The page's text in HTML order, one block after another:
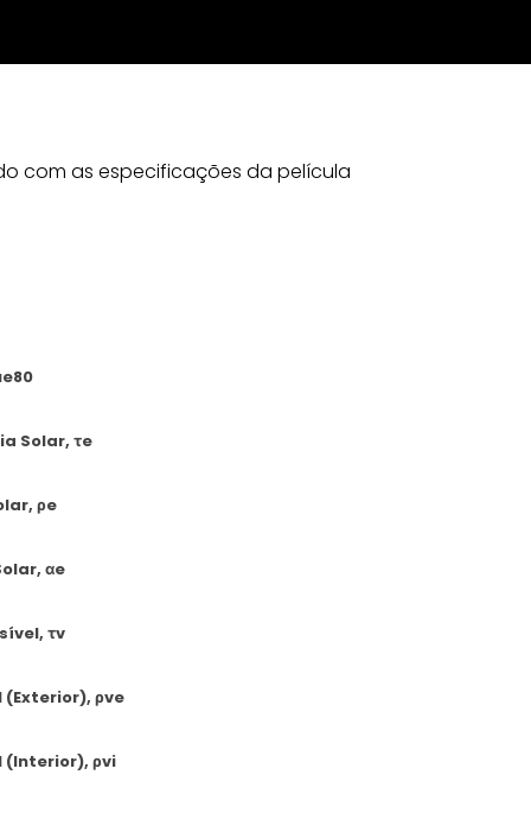
com as especificações da película
Solar, τe
ρe
αe
τv
(Exterior), ρve
(Interior), ρvi